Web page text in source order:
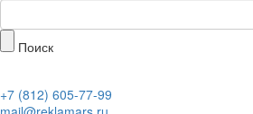
Поиск
+7 (812) 605-77-99